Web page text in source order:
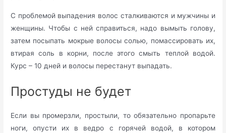
С проблемой выпадения волос сталкиваются и мужчины и
женщины. Чтобы с ней справиться, надо вымыть голову,
затем посыпать мокрые волосы солью, помассировать их,
втирая соль в корни, после этого смыть теплой водой.
Курс – 10 дней и волосы перестанут выпадать.
Простуды не будет
Если вы промерзли, простыли, то обязательно пропарьте
ноги, опусти их в ведро с горячей водой, в котором